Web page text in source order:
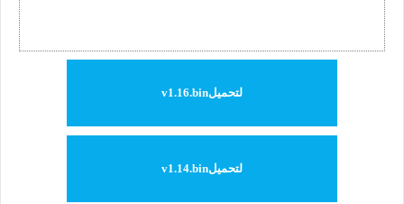
لتحميلv1.16.bin
لتحميلv1.14.bin